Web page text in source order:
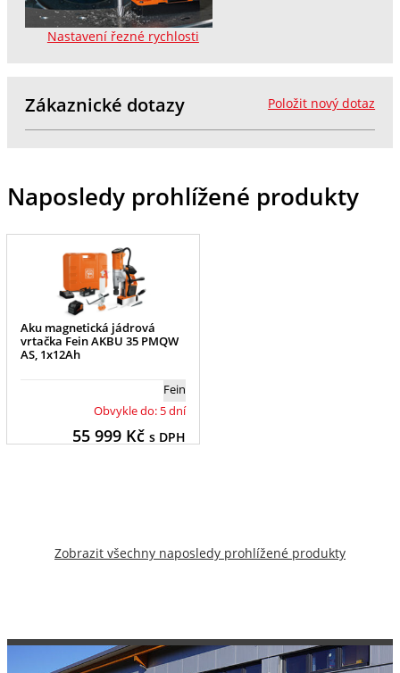
Nastavení řezné rychlosti
Položit nový dotaz
Zákaznické dotazy
Naposledy prohlížené produkty
Aku magnetická jádrová
vrtačka Fein AKBU 35 PMQW
AS, 1x12Ah
Fein
Obvykle do: 5 dní
55 999Kč s DPH
Zobrazit všechny naposledy prohlížené produkty